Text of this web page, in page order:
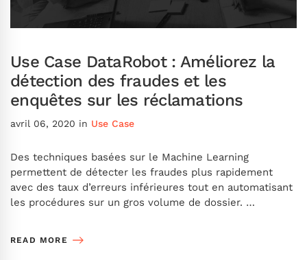
Use Case DataRobot : Améliorez la
détection des fraudes et les
enquêtes sur les réclamations
avril 06, 2020 in Use Case
Des techniques basées sur le Machine Learning
permettent de détecter les fraudes plus rapidement
avec des taux d’erreurs inférieures tout en automatisant
les procédures sur un gros volume de dossier. …
READ MORE